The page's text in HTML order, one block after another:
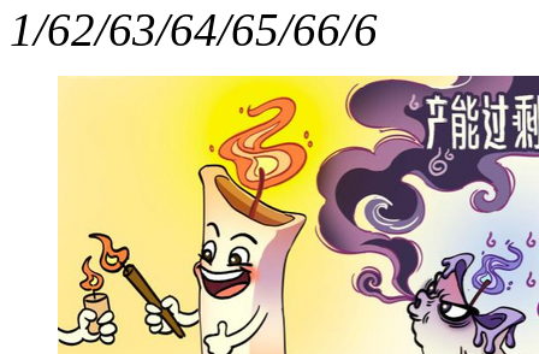
1/62/63/64/65/66/6